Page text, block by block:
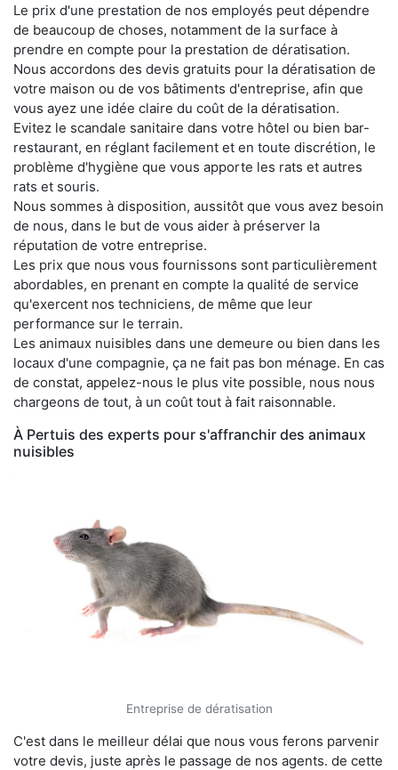
Le prix d'une prestation de nos employés peut dépendre
de beaucoup de choses, notamment de la surface à
prendre en compte pour la prestation de dératisation.
Nous accordons des devis gratuits pour la dératisation de
votre maison ou de vos bâtiments d'entreprise, afin que
vous ayez une idée claire du coût de la dératisation.
Evitez le scandale sanitaire dans votre hôtel ou bien bar-
restaurant, en réglant facilement et en toute discrétion, le
problème d'hygiène que vous apporte les rats et autres
rats et souris.
Nous sommes à disposition, aussitôt que vous avez besoin
de nous, dans le but de vous aider à préserver la
réputation de votre entreprise.
Les prix que nous vous fournissons sont particulièrement
abordables, en prenant en compte la qualité de service
qu'exercent nos techniciens, de même que leur
performance sur le terrain.
Les animaux nuisibles dans une demeure ou bien dans les
locaux d'une compagnie, ça ne fait pas bon ménage. En cas
de constat, appelez-nous le plus vite possible, nous nous
chargeons de tout, à un coût tout à fait raisonnable.
À Pertuis des experts pour s'affranchir des animaux
nuisibles
Entreprise de dératisation
C'est dans le meilleur délai que nous vous ferons parvenir
votre devis, juste après le passage de nos agents. de cette